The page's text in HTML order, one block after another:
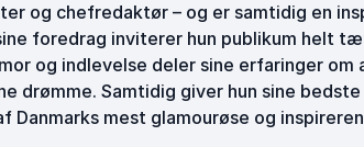
og chefredaktør – og er samtidig en
foredrag inviterer hun publikum helt
og indlevelse deler sine erfaringer
drømme. Samtidig giver hun sine
Danmarks mest glamourøse og